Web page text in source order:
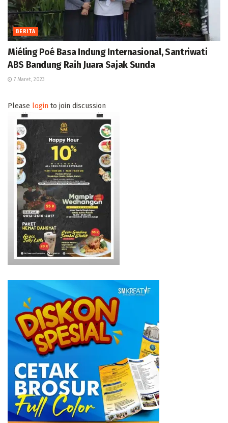
BERITA
Miéling Poé Basa Indung Internasional, Santriwati
ABS Bandung Raih Juara Sajak Sunda
7 Maret, 2023
Please login to join discussion